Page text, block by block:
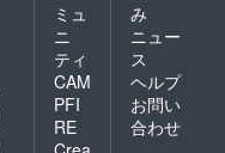
ミュ
ニ
ティ
CAM
PFI
RE
み
ニュー
ス
ヘルプ
お問い
合わせ